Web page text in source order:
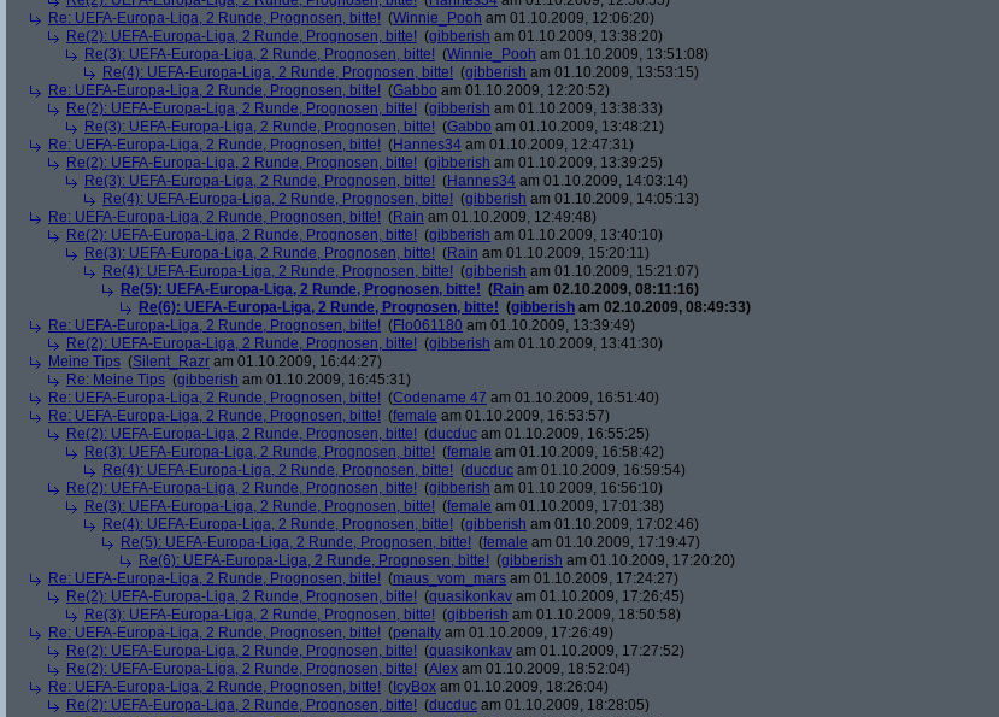
Re: UEFA-Europa-Liga, 2 Runde, Prognosen, bitte! (Winnie_Pooh am 01.10.2009, 12:06:20)
Re(2): UEFA-Europa-Liga, 2 Runde, Prognosen, bitte! (gibberish am 01.10.2009, 13:38:20)
Re(3): UEFA-Europa-Liga, 2 Runde, Prognosen, bitte! (Winnie_Pooh am 01.10.2009, 13:51:08)
Re(4): UEFA-Europa-Liga, 2 Runde, Prognosen, bitte! (gibberish am 01.10.2009, 13:53:15)
Re: UEFA-Europa-Liga, 2 Runde, Prognosen, bitte! (Gabbo am 01.10.2009, 12:20:52)
Re(2): UEFA-Europa-Liga, 2 Runde, Prognosen, bitte! (gibberish am 01.10.2009, 13:38:33)
Re(3): UEFA-Europa-Liga, 2 Runde, Prognosen, bitte! (Gabbo am 01.10.2009, 13:48:21)
Re: UEFA-Europa-Liga, 2 Runde, Prognosen, bitte! (Hannes34 am 01.10.2009, 12:47:31)
Re(2): UEFA-Europa-Liga, 2 Runde, Prognosen, bitte! (gibberish am 01.10.2009, 13:39:25)
Re(3): UEFA-Europa-Liga, 2 Runde, Prognosen, bitte! (Hannes34 am 01.10.2009, 14:03:14)
Re(4): UEFA-Europa-Liga, 2 Runde, Prognosen, bitte! (gibberish am 01.10.2009, 14:05:13)
Re: UEFA-Europa-Liga, 2 Runde, Prognosen, bitte! (Rain am 01.10.2009, 12:49:48)
Re(2): UEFA-Europa-Liga, 2 Runde, Prognosen, bitte! (gibberish am 01.10.2009, 13:40:10)
Re(3): UEFA-Europa-Liga, 2 Runde, Prognosen, bitte! (Rain am 01.10.2009, 15:20:11)
Re(4): UEFA-Europa-Liga, 2 Runde, Prognosen, bitte! (gibberish am 01.10.2009, 15:21:07)
Re(5): UEFA-Europa-Liga, 2 Runde, Prognosen, bitte! (Rain am 02.10.2009, 08:11:16)
Re(6): UEFA-Europa-Liga, 2 Runde, Prognosen, bitte! (gibberish am 02.10.2009, 08:49:33)
Re: UEFA-Europa-Liga, 2 Runde, Prognosen, bitte! (Flo061180 am 01.10.2009, 13:39:49)
Re(2): UEFA-Europa-Liga, 2 Runde, Prognosen, bitte! (gibberish am 01.10.2009, 13:41:30)
Meine Tips (Silent_Razr am 01.10.2009, 16:44:27)
Re: Meine Tips (gibberish am 01.10.2009, 16:45:31)
Re: UEFA-Europa-Liga, 2 Runde, Prognosen, bitte! (Codename 47 am 01.10.2009, 16:51:40)
Re: UEFA-Europa-Liga, 2 Runde, Prognosen, bitte! (female am 01.10.2009, 16:53:57)
Re(2): UEFA-Europa-Liga, 2 Runde, Prognosen, bitte! (ducduc am 01.10.2009, 16:55:25)
Re(3): UEFA-Europa-Liga, 2 Runde, Prognosen, bitte! (female am 01.10.2009, 16:58:42)
Re(4): UEFA-Europa-Liga, 2 Runde, Prognosen, bitte! (ducduc am 01.10.2009, 16:59:54)
Re(2): UEFA-Europa-Liga, 2 Runde, Prognosen, bitte! (gibberish am 01.10.2009, 16:56:10)
Re(3): UEFA-Europa-Liga, 2 Runde, Prognosen, bitte! (female am 01.10.2009, 17:01:38)
Re(4): UEFA-Europa-Liga, 2 Runde, Prognosen, bitte! (gibberish am 01.10.2009, 17:02:46)
Re(5): UEFA-Europa-Liga, 2 Runde, Prognosen, bitte! (female am 01.10.2009, 17:19:47)
Re(6): UEFA-Europa-Liga, 2 Runde, Prognosen, bitte! (gibberish am 01.10.2009, 17:20:20)
Re: UEFA-Europa-Liga, 2 Runde, Prognosen, bitte! (maus_vom_mars am 01.10.2009, 17:24:27)
Re(2): UEFA-Europa-Liga, 2 Runde, Prognosen, bitte! (quasikonkav am 01.10.2009, 17:26:45)
Re(3): UEFA-Europa-Liga, 2 Runde, Prognosen, bitte! (gibberish am 01.10.2009, 18:50:58)
Re: UEFA-Europa-Liga, 2 Runde, Prognosen, bitte! (penalty am 01.10.2009, 17:26:49)
Re(2): UEFA-Europa-Liga, 2 Runde, Prognosen, bitte! (quasikonkav am 01.10.2009, 17:27:52)
Re(2): UEFA-Europa-Liga, 2 Runde, Prognosen, bitte! (Alex am 01.10.2009, 18:52:04)
Re: UEFA-Europa-Liga, 2 Runde, Prognosen, bitte! ( IcyBox am 01.10.2009, 18:26:04)
Re(2): UEFA-Europa-Liga, 2 Runde, Prognosen, bitte! (ducduc am 01.10.2009, 18:28:05)